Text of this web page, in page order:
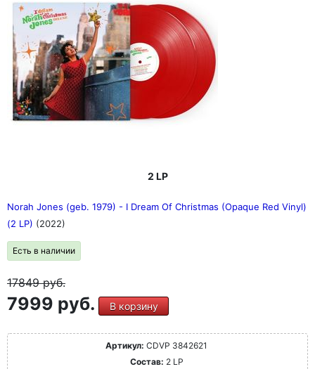
2 LP
Norah Jones (geb. 1979) - I Dream Of Christmas (Opaque Red Vinyl)
(2 LP) (2022)
Есть в наличии
17849руб.
7999 руб. В корзину
Артикул: CDVP 3842621
Состав: 2 LP